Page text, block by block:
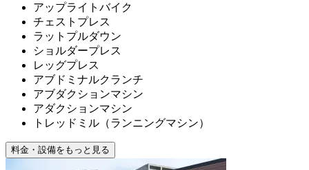
アップライトバイク
チェストプレス
ラットプルダウン
ショルダープレス
レッグプレス
アブドミナルクランチ
アブダクションマシン
アダクションマシン
トレッドミル（ランニングマシン）
料金・設備をもっと見る